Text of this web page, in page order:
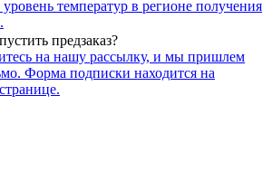
температур в регионе получения
предзаказ?
на нашу рассылку, и мы пришлем
Форма подписки находится на